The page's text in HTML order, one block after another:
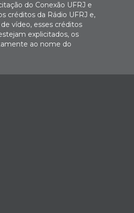
do Conexão UFRJ e
créditos da Rádio UFRJ e,
vídeo, esses créditos
explicitados, os
ao nome do